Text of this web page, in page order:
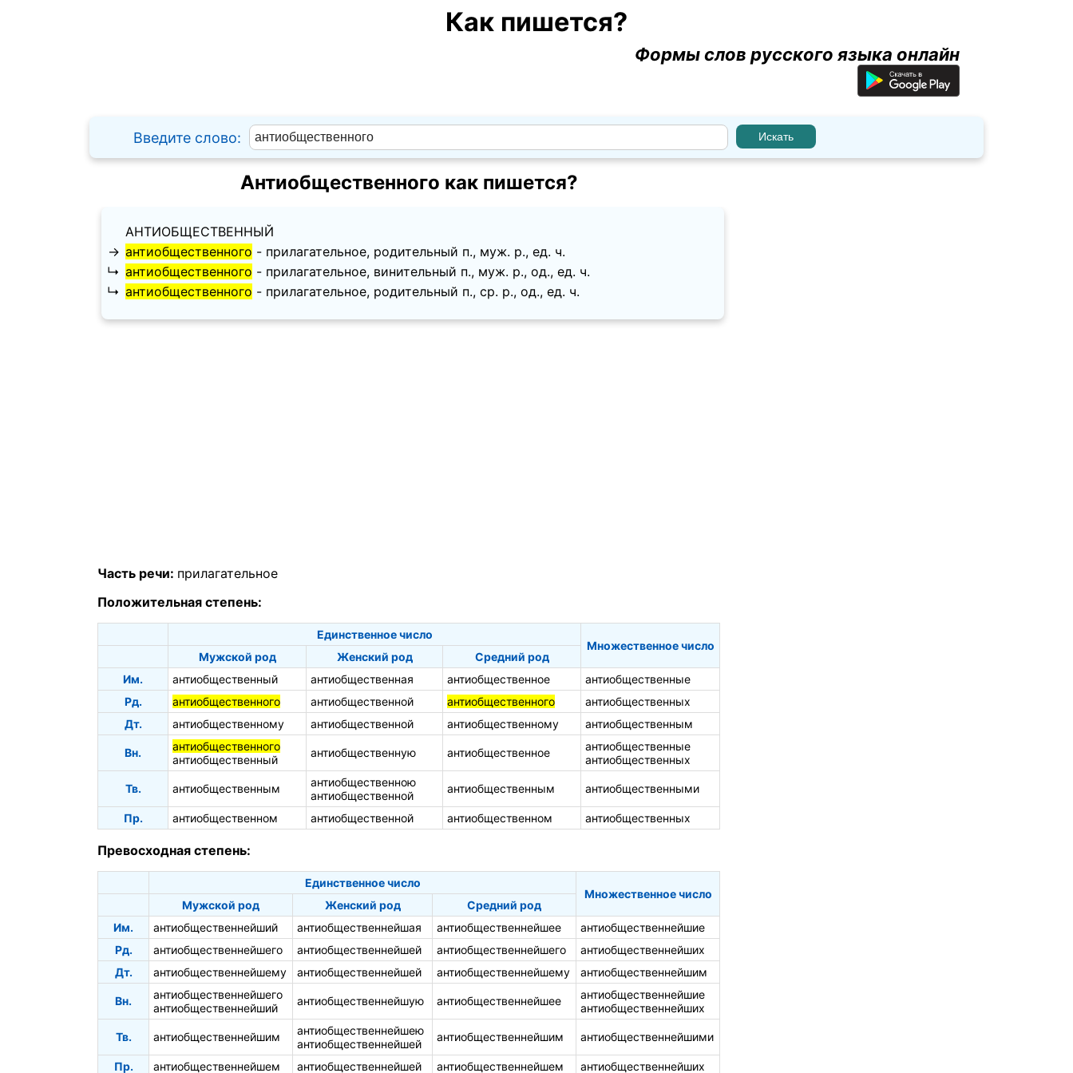
Как пишется?
Формы слов русского языка онлайн
Введите слово:
Антиобщественного как пишется?
АНТИОБЩЕСТВЕННЫЙ
→ антиобщественного - прилагательное, родительный п., муж. p., ед. ч.
↳ антиобщественного - прилагательное, винительный п., муж. p., од., ед. ч.
↳ антиобщественного - прилагательное, родительный п., ср. p., од., ед. ч.
Часть речи: прилагательное
Положительная степень:
Единственное число
Множественное число
Мужской род
Женский род
Средний род
Им.
антиобщественный антиобщественная антиобщественное
антиобщественные
Рд.
антиобщественного антиобщественной антиобщественного
антиобщественных
Дт.
антиобщественному антиобщественной антиобщественному антиобщественным
Вн.
антиобщественного
антиобщественный
антиобщественную антиобщественное
антиобщественные
антиобщественных
Тв. антиобщественным
антиобщественною
антиобщественной
антиобщественным антиобщественными
Пр. антиобщественном антиобщественной антиобщественном антиобщественных
Превосходная степень:
Единственное число
Множественное число
Мужской род
Женский род
Средний род
Им.
антиобщественнейший антиобщественнейшая антиобщественнейшее
антиобщественнейшие
Рд.
антиобщественнейшего антиобщественнейшей антиобщественнейшего
антиобщественнейших
Дт.
антиобщественнейшему антиобщественнейшей антиобщественнейшему антиобщественнейшим
Вн.
антиобщественнейшего
антиобщественнейший
антиобщественнейшую антиобщественнейшее
антиобщественнейшие
антиобщественнейших
Тв. антиобщественнейшим
антиобщественнейшею
антиобщественнейшей
антиобщественнейшим антиобщественнейшими
Пр. антиобщественнейшем антиобщественнейшей антиобщественнейшем антиобщественнейших